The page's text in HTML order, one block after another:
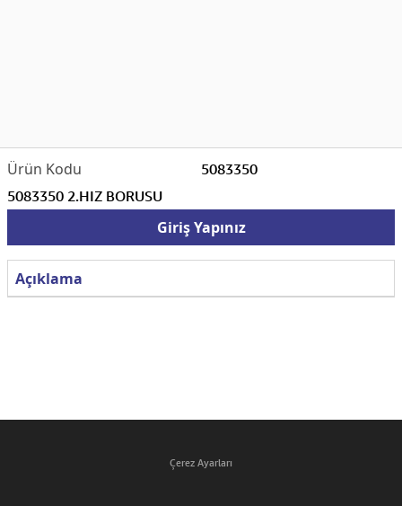
5083350
5083350 2.HIZ BORUSU
Giriş Yapınız
Açıklama
Çerez Ayarları